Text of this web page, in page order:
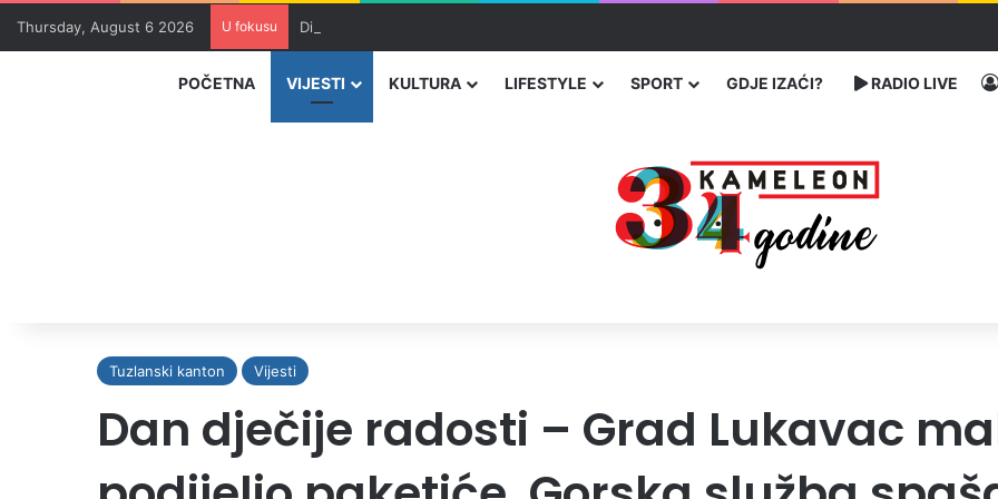
Thursday, August 6 2026 U fokusu Dio zeničkih rudara u jami zbog neisplaćenih plata i problema sa zdravstvenim knjižicama
POČETNA VIJESTI KULTURA LIFESTYLE SPORT GDJE IZAĆI? RADIO LIVE
Tuzlanski kanton Vijesti
Dan dječije radosti – Grad Lukavac